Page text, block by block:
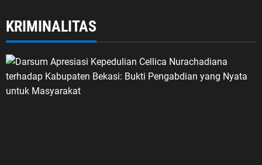
KRIMINALITAS